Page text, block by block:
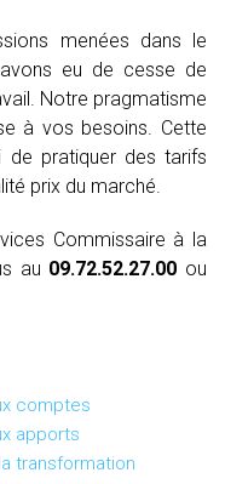
menées dans le
eu de cesse de
Notre pragmatisme
à vos besoins. Cette
de pratiquer des tarifs
prix du marché.
Commissaire à la
au 09.72.52.27.00 ou
comptes
apports
transformation